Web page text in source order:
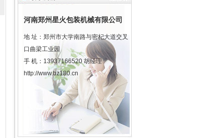
河南郑州星火包装机械有限公司
地 址：郑州市大学南路与密杞大道交叉
口曲梁工业园
手 机：13937166520 胡经理
http://www.bz180.cn